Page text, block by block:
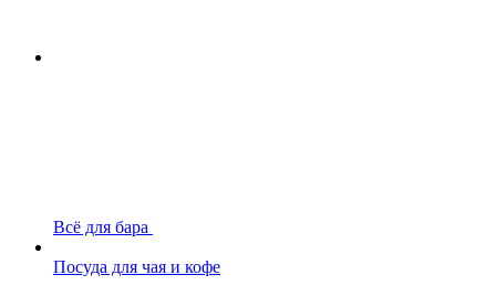
Всё для бара
Посуда для чая и кофе